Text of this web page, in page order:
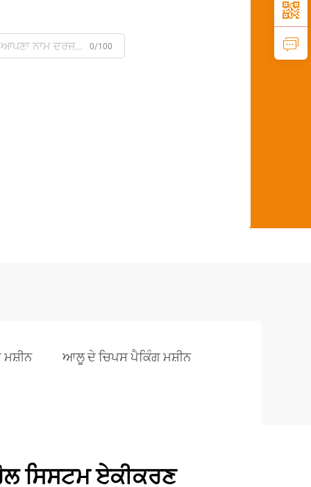
0/100
ਮਸ਼ੀਨ ਆਲੂ ਦੇ ਚਿਪਸ ਪੈਕਿੰਗ ਮਸ਼ੀਨ
ਸਿਸਟਮ ਏਕੀਕਰਣ